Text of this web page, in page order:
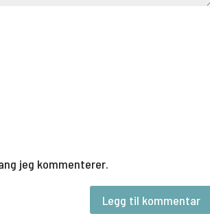
jeg kommenterer.